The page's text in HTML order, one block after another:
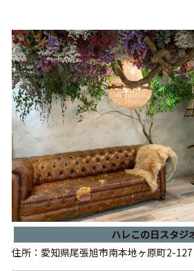
ハレこの日スタジ
住所：愛知県尾張旭市南本地ヶ原町2-127